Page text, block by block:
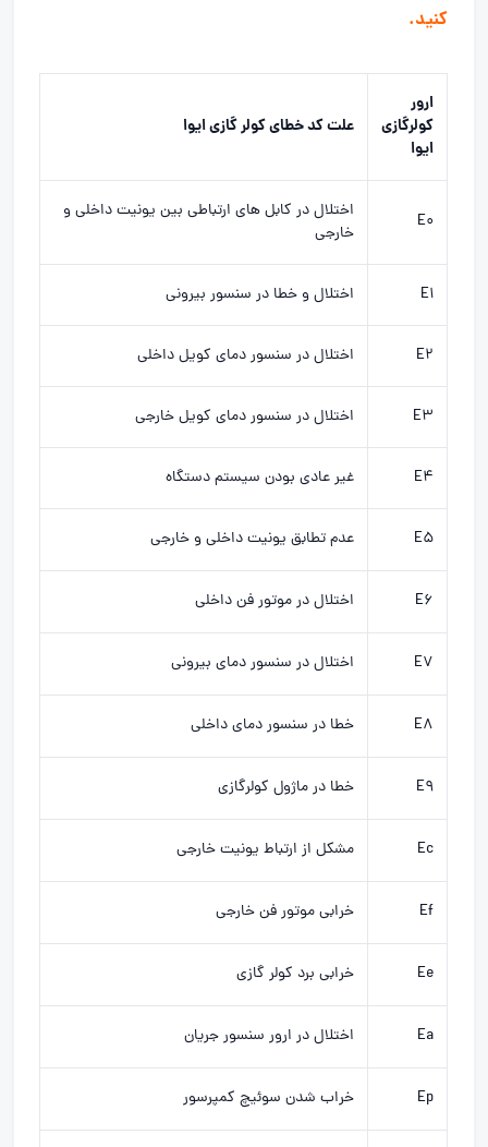
کنید.
ارور
کولرگازی
ایوا
علت کد خطای کولر گازی ایوا
E0
اختلال در کابل های ارتباطی بین یونیت داخلی و
خارجی
E1 اختلال و خطا در سنسور بیرونی
E2 اختلال در سنسور دمای کویل داخلی
E3 اختلال در سنسور دمای کویل خارجی
E4 غیر عادی بودن سیستم دستگاه
E5 عدم تطابق یونیت داخلی و خارجی
E6 اختلال در موتور فن داخلی
E7 اختلال در سنسور دمای بیرونی
E8 خطا در سنسور دمای داخلی
E9 خطا در ماژول کولرگازی
Ec مشکل از ارتباط یونیت خارجی
Ef خرابی موتور فن خارجی
Ee خرابی برد کولر گازی
Ea اختلال در ارور سنسور جریان
Ep خراب شدن سوئیچ کمپرسور